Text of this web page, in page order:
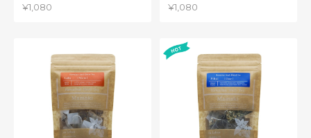
¥1,080 ¥1,080